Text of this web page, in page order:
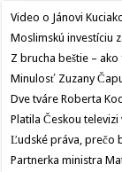
Video o Jánovi
Moslimskú investíciu
Z brucha beštie –
Minulosť Zuzany
Dve tváre Roberta
Platila Českou
Ľudské práva, prečo
Partnerka ministra